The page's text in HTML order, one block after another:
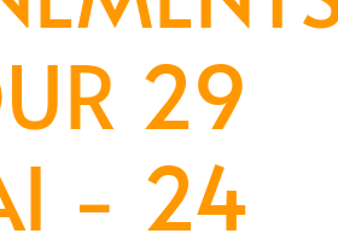
29
- 24